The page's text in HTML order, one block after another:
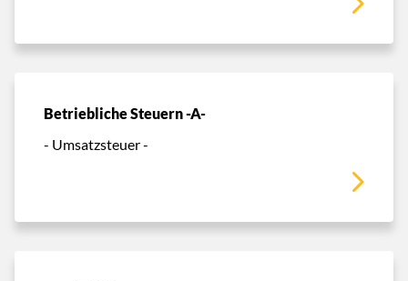
Betriebliche Steuern -A-
- Umsatzsteuer -